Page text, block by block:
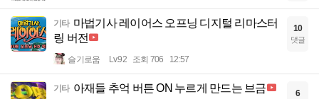
기타 마법기사 레이어스 오프닝 디지털 리마스터
링 버전
슬기로움 Lv.92 조회 706 12:57
10
댓글
기타 아재들 추억 버튼 ON 누르게 만드는 브금 6